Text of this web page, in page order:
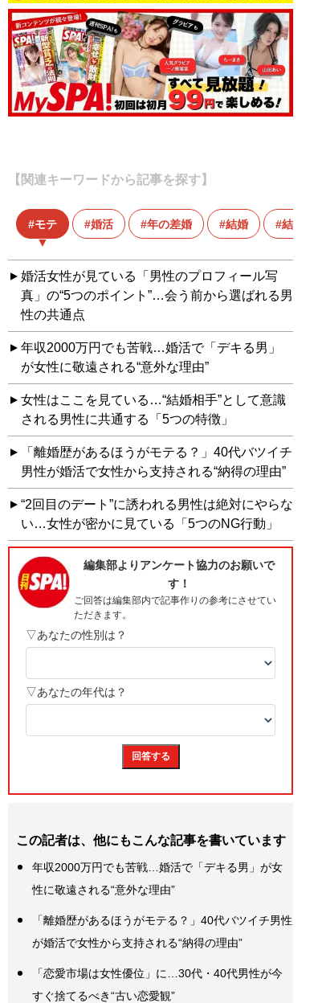
【関連キーワードから記事を探す】
モテ 婚活 年の差婚 結婚 結婚相
婚活女性が見ている「男性のプロフィール写
真」の“5つのポイント”…会う前から選ばれる男
性の共通点
年収2000万円でも苦戦…婚活で「デキる男」
が女性に敬遠される“意外な理由”
女性はここを見ている…“結婚相手”として意識
される男性に共通する「5つの特徴」
「離婚歴があるほうがモテる？」40代バツイチ
男性が婚活で女性から支持される“納得の理由”
“2回目のデート”に誘われる男性は絶対にやらな
い…女性が密かに見ている「5つのNG行動」
この記者は、他にもこんな記事を書いています
年収2000万円でも苦戦…婚活で「デキる男」が女
性に敬遠される“意外な理由”
「離婚歴があるほうがモテる？」40代バツイチ男性
が婚活で女性から支持される“納得の理由”
「恋愛市場は女性優位」に…30代・40代男性が今
すぐ捨てるべき“古い恋愛観”